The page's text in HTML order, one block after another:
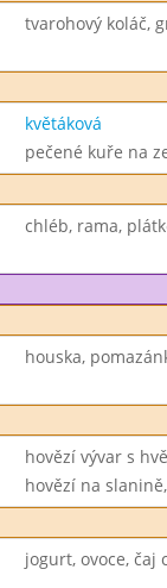
tvarohový koláč,
květáková
pečené kuře na
chléb, rama,
houska,
hovězí vývar s
hovězí na
jogurt, ovoce, čaj